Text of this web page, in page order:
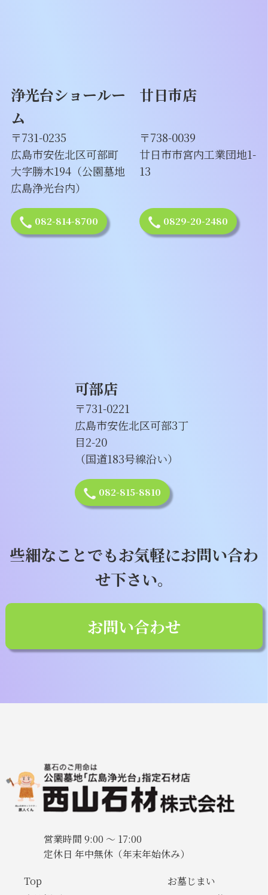
浄光台ショールー
ム
〒731-0235
広島市安佐北区可部町
大字勝木194（公園墓地
広島浄光台内）
082-814-8700
廿日市店
〒738-0039
廿日市市宮内工業団地1-
13
0829-20-2480
可部店
〒731-0221
広島市安佐北区可部3丁
目2-20
（国道183号線沿い）
082-815-8810
些細なことでもお気軽にお問い合わ
せ下さい。
お問い合わせ
営業時間 9:00 〜 17:00
定休日 年中無休（年末年始休み）
Top
お墓じまい